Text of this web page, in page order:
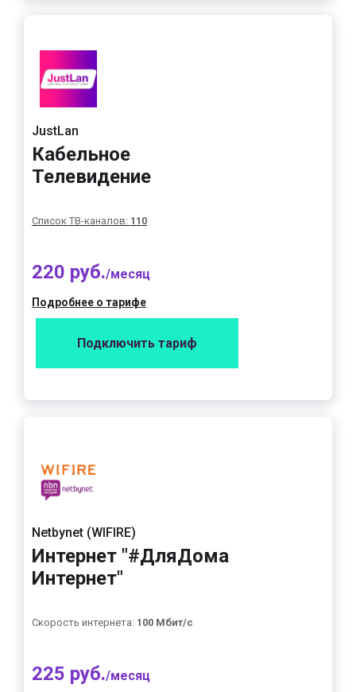
JustLan
Кабельное
Телевидение
Список ТВ-каналов: 110
220 руб./месяц
Подробнее о тарифе
Подключить тариф
Netbynet (WIFIRE)
Интернет "#ДляДома
Интернет"
Скорость интернета: 100 Мбит/с
225 руб./месяц